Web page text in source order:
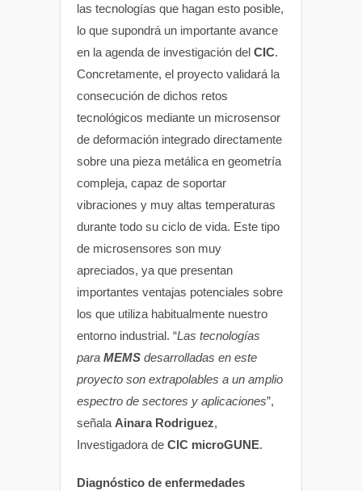
las tecnologías que hagan esto posible,
lo que supondrá un importante avance
en la agenda de investigación del CIC.
Concretamente, el proyecto validará la
consecución de dichos retos
tecnológicos mediante un microsensor
de deformación integrado directamente
sobre una pieza metálica en geometría
compleja, capaz de soportar
vibraciones y muy altas temperaturas
durante todo su ciclo de vida. Este tipo
de microsensores son muy
apreciados, ya que presentan
importantes ventajas potenciales sobre
los que utiliza habitualmente nuestro
entorno industrial. “Las tecnologías
para MEMS desarrolladas en este
proyecto son extrapolables a un amplio
espectro de sectores y aplicaciones”,
señala Ainara Rodriguez,
Investigadora de CIC microGUNE.
Diagnóstico de enfermedades